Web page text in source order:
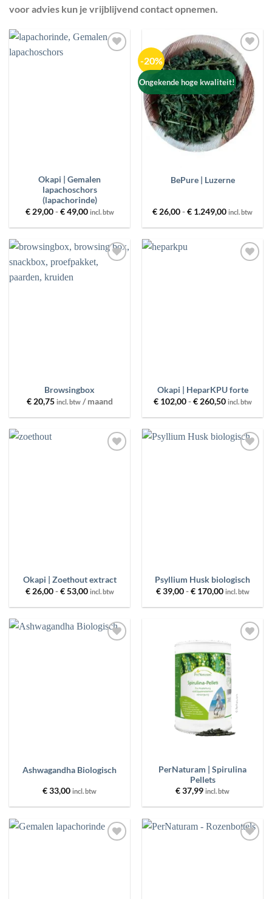
voor advies kun je vrijblijvend contact opnemen.
Okapi | Gemalen
lapachoschors
(lapachorinde)
€29,00 - €49,00Prijsklasse:
tot
incl. btw
-20%
Ongekende hoge kwaliteit!
Toevoegen
aan
wenslijst
BePure | Luzerne
€ 26,00-€ 1.249,00Prijsklasse:
tot
incl. btw
Browsingbox
€20,75 incl. btw / maand
Okapi | HeparKPU forte
€102,00 - €260,50Prijsklasse:
tot
incl. btw
Okapi | Zoethout extract
€26,00 - €53,00Prijsklasse:
tot
incl. btw
Psyllium Husk biologisch
€39,00 - €170,00Prijsklasse:
tot
incl. btw
Ashwagandha Biologisch
€33,00 incl. btw
wenslijst
PerNaturam | Spirulina
Pellets
€37,99 incl. btw